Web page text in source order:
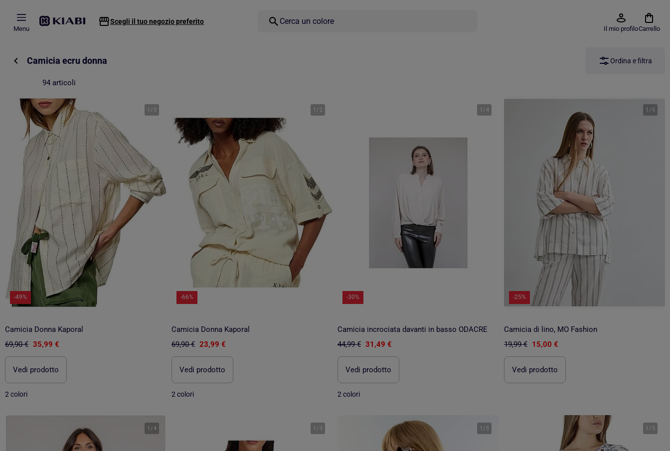
Menu
Scegli il tuo negozio preferito
Il mio profiloCarrello
Camicia ecru donna Ordina e filtra
94 articoli
1 / 3
-49%
Camicia Donna Kaporal
69,90 € 35,99 €
Vedi prodotto
2 colori
1 / 2
-66%
Camicia Donna Kaporal
69,90 € 23,99 €
Vedi prodotto
2 colori
1 /4
-30%
Camicia incrociata davanti in basso ODACRE
44,99 € 31,49 €
Vedi prodotto
2 colori
1 / 5
-25%
Camicia di lino, MO Fashion
19,99 € 15,00 €
Vedi prodotto
1 /4 1 / 3 1 / 5 1 / 5